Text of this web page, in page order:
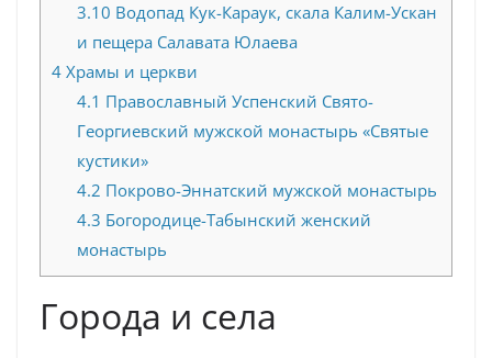
3.10 Водопад Кук-Караук, скала Калим-Ускан
и пещера Салавата Юлаева
4 Храмы и церкви
4.1 Православный Успенский Свято-
Георгиевский мужской монастырь «Святые
кустики»
4.2 Покрово-Эннатский мужской монастырь
4.3 Богородице-Табынский женский
монастырь
Города и села